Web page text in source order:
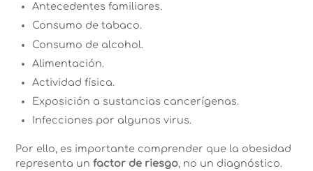
Antecedentes familiares.
Consumo de tabaco.
Consumo de alcohol.
Alimentación.
Actividad física.
Exposición a sustancias cancerígenas.
Infecciones por algunos virus.
Por ello, es importante comprender que la obesidad
representa unfactor de riesgo, no un diagnóstico.